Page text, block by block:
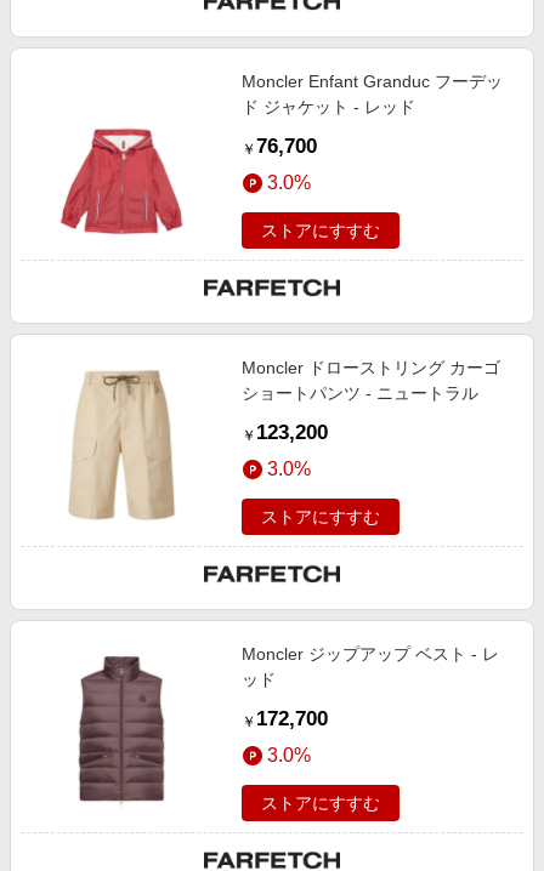
Moncler Enfant Granduc フーデッ
ド ジャケット - レッド
￥ 76,700
3.0%
ストアにすすむ
Moncler ドローストリング カーゴ
ショートパンツ - ニュートラル
￥ 123,200
3.0%
ストアにすすむ
Moncler ジップアップ ベスト - レ
ッド
￥ 172,700
3.0%
ストアにすすむ